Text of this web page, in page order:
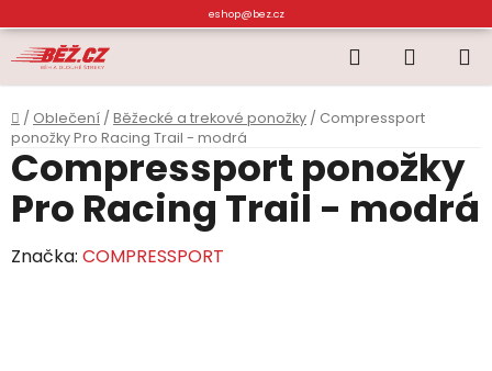
na
obsah
eshop@bez.cz
Hledat
KOŠÍK
Domů
/ Oblečení / Běžecké a trekové ponožky / Compressport
ponožky Pro Racing Trail - modrá
Compressport ponožky
Pro Racing Trail - modrá
Značka: COMPRESSPORT